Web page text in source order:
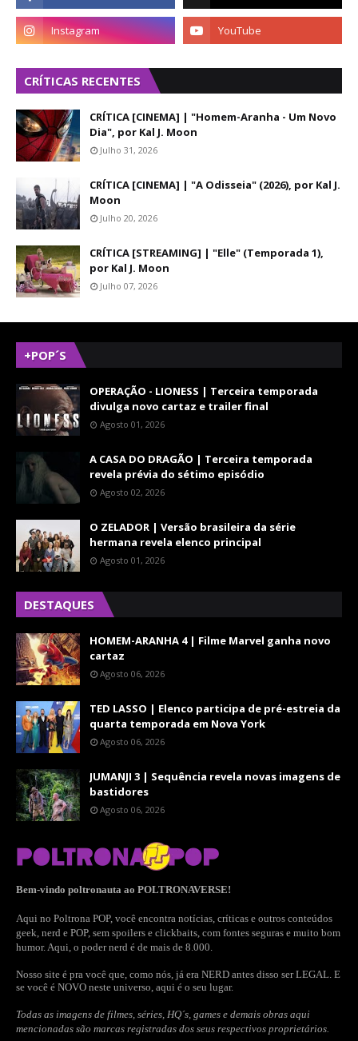
CRÍTICAS RECENTES
CRÍTICA [CINEMA] | "Homem-Aranha - Um Novo
Dia", por Kal J. Moon
Julho 31, 2026
CRÍTICA [CINEMA] | "A Odisseia" (2026), por Kal J.
Moon
Julho 20, 2026
CRÍTICA [STREAMING] | "Elle" (Temporada 1),
por Kal J. Moon
Julho 07, 2026
+POP´S
OPERAÇÃO - LIONESS | Terceira temporada
divulga novo cartaz e trailer final
Agosto 01, 2026
A CASA DO DRAGÃO | Terceira temporada
revela prévia do sétimo episódio
Agosto 02, 2026
O ZELADOR | Versão brasileira da série
hermana revela elenco principal
Agosto 01, 2026
DESTAQUES
HOMEM-ARANHA 4 | Filme Marvel ganha novo
cartaz
Agosto 06, 2026
TED LASSO | Elenco participa de pré-estreia da
quarta temporada em Nova York
Agosto 06, 2026
JUMANJI 3 | Sequência revela novas imagens de
bastidores
Agosto 06, 2026
Bem-vindo poltronauta ao POLTRONAVERSE!
Aqui no Poltrona POP, você encontra notícias, críticas e outros conteúdos
geek, nerd e POP, sem spoilers e clickbaits, com fontes seguras e muito bom
humor. Aqui, o poder nerd é de mais de 8.000.
Nosso site é pra você que, como nós, já era NERD antes disso ser LEGAL. E
se você é NOVO neste universo, aqui é o seu lugar.
Todas as imagens de filmes, séries, HQ´s, games e demais obras aqui
mencionadas são marcas registradas dos seus respectivos proprietários.